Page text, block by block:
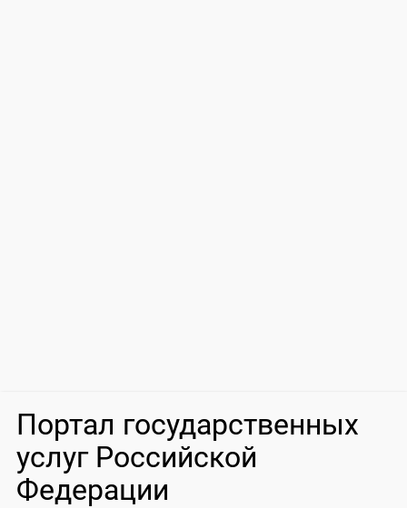
Портал государственных
услуг Российской
Федерации